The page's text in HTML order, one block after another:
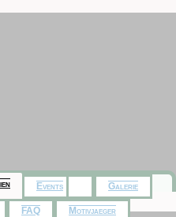
Events Galerie
FAQ Motivjaeger